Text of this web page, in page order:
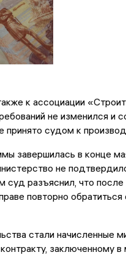
к ассоциации
не изменился и
принято судом к
завершилась в конце
не
разъяснил, что после
повторно
стали начисленные
заключенному